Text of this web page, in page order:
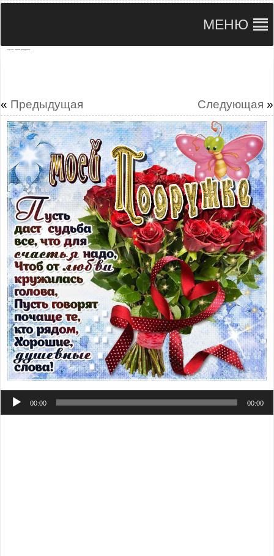
МЕНЮ
« Предыдущая Следующая »
Аудиоплеер
00:00 00:00